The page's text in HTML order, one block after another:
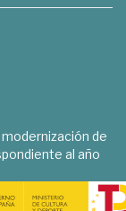
de
al año